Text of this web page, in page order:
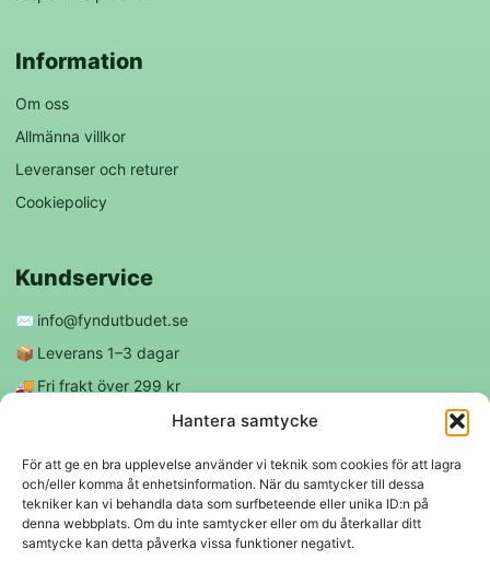
Hantera samtycke
För att ge en bra upplevelse använder vi teknik som cookies för att lagra
och/eller komma åt enhetsinformation. När du samtycker till dessa
tekniker kan vi behandla data som surfbeteende eller unika ID:n på
denna webbplats. Om du inte samtycker eller om du återkallar ditt
samtycke kan detta påverka vissa funktioner negativt.
Information
Om oss
Allmänna villkor
Leveranser och returer
Cookiepolicy
Kundservice
✉️ info@fyndutbudet.se
📦 Leverans 1–3 dagar
🚚 Fri frakt över 299 kr
Följ oss
f ◎